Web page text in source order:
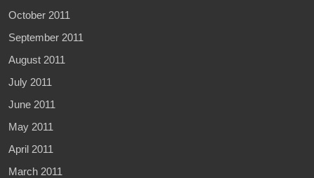
October 2011
September 2011
August 2011
July 2011
June 2011
May 2011
April 2011
March 2011